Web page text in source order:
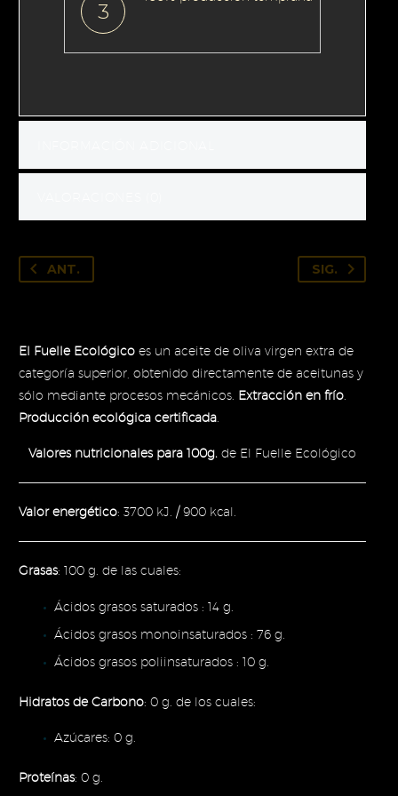
3
ANT. SIG.
El Fuelle Ecológico es un aceite de oliva virgen extra de
categoría superior, obtenido directamente de aceitunas y
sólo mediante procesos mecánicos. Extracción en frío
Producción ecológica certificada
Valores nutricionales para 100g. de El Fuelle Ecológico
Valor energético: 3700 kJ. / 900 kcal.
Grasas: 100 g. de las cuales:
Ácidos grasos saturados : 14 g.
Ácidos grasos monoinsaturados : 76 g.
Ácidos grasos poliinsaturados : 10 g.
Hidratos de Carbono: 0 g. de los cuales:
Azúcares: 0 g.
Proteínas: 0 g.